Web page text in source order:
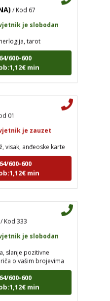
je slobodan
tarot
600-600
min
je zauzet
anđeoske karte
600-600
min
je slobodan
slanje pozitivne
o vašim brojevima
600-600
min